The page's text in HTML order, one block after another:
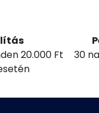
20.000 Ft
30